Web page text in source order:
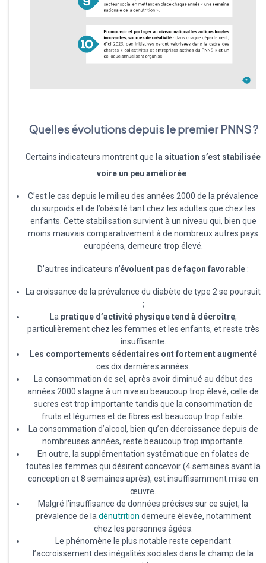
Quelles évolutions depuis le premier PNNS ?
Certains indicateurs montrent que la situation s’est stabilisée
voire un peu améliorée:
C’est le cas depuis le milieu des années 2000 de la prévalence
du surpoids et de l’obésité tant chez les adultes que chez les
enfants. Cette stabilisation survient à un niveau qui, bien que
moins mauvais comparativement à de nombreux autres pays
européens, demeure trop élevé.
D’autres indicateurs n’évoluent pas de façon favorable :
La croissance de la prévalence du diabète de type 2 se poursuit
;
La pratique d’activité physique tend à décroître,
particulièrement chez les femmes et les enfants, et reste très
insuffisante.
Les comportements sédentaires ont fortement augmenté
ces dix dernières années.
La consommation de sel, après avoir diminué au début des
années 2000 stagne à un niveau beaucoup trop élevé, celle de
sucres est trop importante tandis que la consommation de
fruits et légumes et de fibres est beaucoup trop faible.
La consommation d’alcool, bien qu’en décroissance depuis de
nombreuses années, reste beaucoup trop importante.
En outre, la supplémentation systématique en folates de
toutes les femmes qui désirent concevoir (4 semaines avant la
conception et 8 semaines après), est insuffisamment mise en
œuvre.
Malgré l’insuffisance de données précises sur ce sujet, la
prévalence de la dénutrition demeure élevée, notamment
chez les personnes âgées.
Le phénomène le plus notable reste cependant
l’accroissement des inégalités sociales dans le champ de la